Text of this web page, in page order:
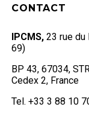
CONTACT
IPCMS, 23 rue
69)
BP 43, 67034,
Cedex 2, France
Tel. +33 3 88 10